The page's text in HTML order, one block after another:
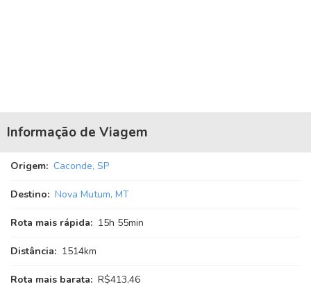
Informação de Viagem
Origem: Caconde, SP
Destino: Nova Mutum, MT
Rota mais rápida: 15h 55min
Distância: 1514km
Rota mais barata: R$413,46